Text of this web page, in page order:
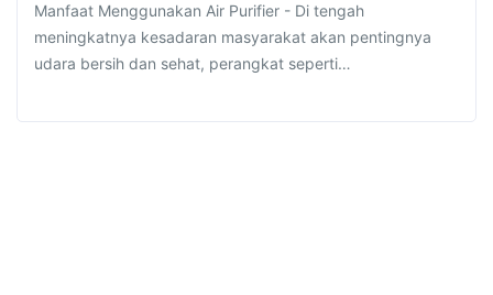
Manfaat Menggunakan Air Purifier - Di tengah
meningkatnya kesadaran masyarakat akan pentingnya
udara bersih dan sehat, perangkat seperti…